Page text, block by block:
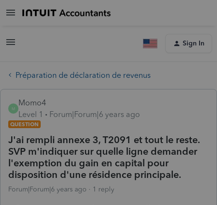
Sign In
Préparation de déclaration de revenus
M
Momo4
Level 1
Forum|Forum|6 years ago
QUESTION
J'ai rempli annexe 3, T2091 et tout le reste.
SVP m'indiquer sur quelle ligne demander
l'exemption du gain en capital pour
disposition d'une résidence principale.
Forum|Forum|6 years ago 1 reply